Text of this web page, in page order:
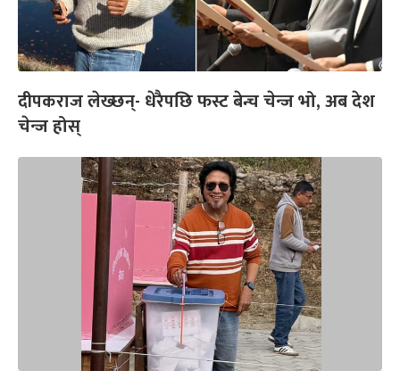
दीपकराज लेख्छन्- धेरैपछि फस्ट बेन्च चेन्ज भो, अब देश
चेन्ज होस्